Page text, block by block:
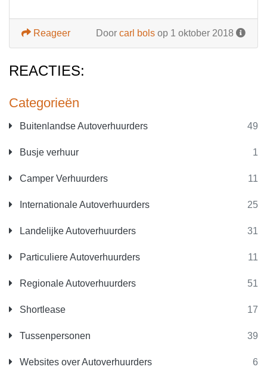
Categorieën
Buitenlandse Autoverhuurders 49
Busje verhuur 1
Camper Verhuurders 11
Internationale Autoverhuurders 25
Landelijke Autoverhuurders 31
Particuliere Autoverhuurders 11
Regionale Autoverhuurders 51
Shortlease 17
Tussenpersonen 39
Websites over Autoverhuurders 6
Door carl bols op 1 oktober 2018
Reageer
REACTIES: